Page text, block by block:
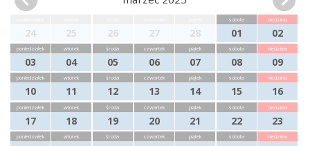
24 25 26 27 28
sobota
01
niedziela
02
poniedziałek
03
wtorek
04
środa
05
czwartek
06
piątek
07
sobota
08
niedziela
09
poniedziałek
10
wtorek
11
środa
12
czwartek
13
piątek
14
sobota
15
niedziela
16
poniedziałek
17
wtorek
18
środa
19
czwartek
20
piątek
21
sobota
22
niedziela
23
poniedziałek wtorek środa czwartek piątek sobota niedziela